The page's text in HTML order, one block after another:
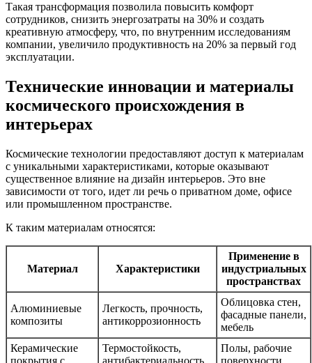
Такая трансформация позволила повысить комфорт
сотрудников, снизить энергозатраты на 30% и создать
креативную атмосферу, что, по внутренним исследованиям
компании, увеличило продуктивность на 20% за первый год
эксплуатации.
Технические инновации и материалы
космического происхождения в
интерьерах
Космические технологии предоставляют доступ к материалам
с уникальными характеристиками, которые оказывают
существенное влияние на дизайн интерьеров. Это вне
зависимости от того, идет ли речь о приватном доме, офисе
или промышленном пространстве.
К таким материалам относятся:
Материал Характеристики
Применение в
индустриальных
пространствах
Алюминиевые
композиты
Легкость, прочность,
антикоррозионность
Облицовка стен,
фасадные панели,
мебель
Керамические
Термостойкость,
Полы, рабочие